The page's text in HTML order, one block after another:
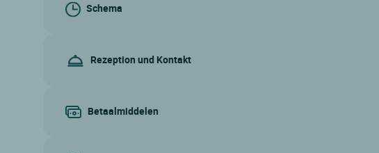
Schema
Rezeption und Kontakt
Betaalmiddelen